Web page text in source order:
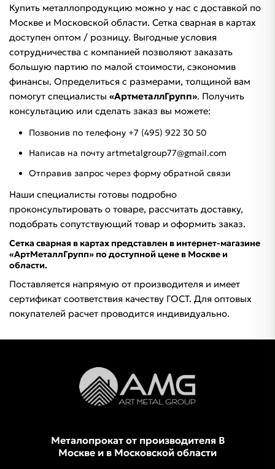
Купить металлопродукцию можно у нас с доставкой по
Москве и Московской области. Сетка сварная в картах
доступен оптом / розницу. Выгодные условия
сотрудничества с компанией позволяют заказать
большую партию по малой стоимости, сэкономив
финансы. Определиться с размерами, толщиной вам
помогут специалисты «АртметаллГрупп». Получить
консультацию или сделать заказ вы можете:
Позвонив по телефону +7 (495) 922 30 50
Написав на почту artmetalgroup77@gmail.com
Отправив запрос через форму обратной связи
Наши специалисты готовы подробно
проконсультировать о товаре, рассчитать доставку,
подобрать сопутствующий товар и оформить заказ.
Сетка сварная в картах представлен в интернет-магазине
«АртМеталлГрупп» по доступной цене в Москве и
области.
Поставляется напрямую от производителя и имеет
сертификат соответствия качеству ГОСТ. Для оптовых
покупателей расчет проводится индивидуально.
Металопрокат от производителя В
Москве и в Московской области